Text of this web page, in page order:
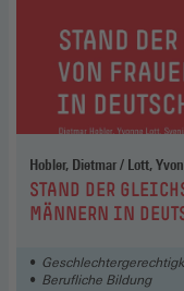
:STAND DER
MÄNNERN IN
Berufliche Bildung